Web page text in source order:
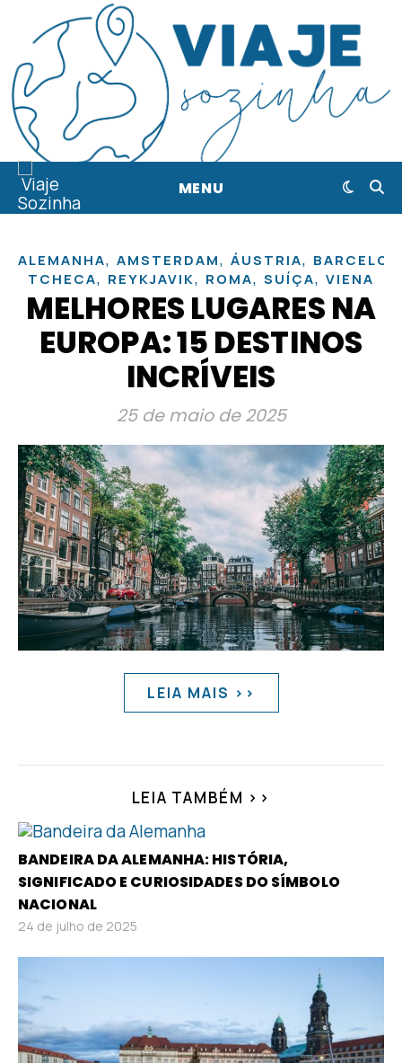
MENU
ALEMANHA, AMSTERDAM, ÁUSTRIA,
TCHECA, REYKJAVIK, ROMA, SUÍÇA, VIENA
MELHORES LUGARES NA
EUROPA: 15 DESTINOS
INCRÍVEIS
25 de maio de 2025
LEIA MAIS >>
LEIA TAMBÉM >>
BANDEIRA DA ALEMANHA: HISTÓRIA,
SIGNIFICADO E CURIOSIDADES DO SÍMBOLO
NACIONAL
24 de julho de 2025